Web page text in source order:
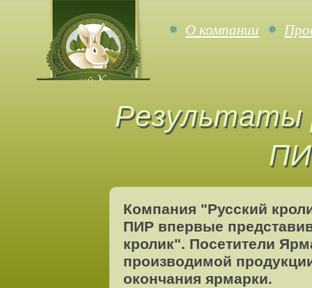
О компании
Результаты
Компания "Русский
ПИР впервые
кролик". Посетители
производимой
окончания ярмарки.